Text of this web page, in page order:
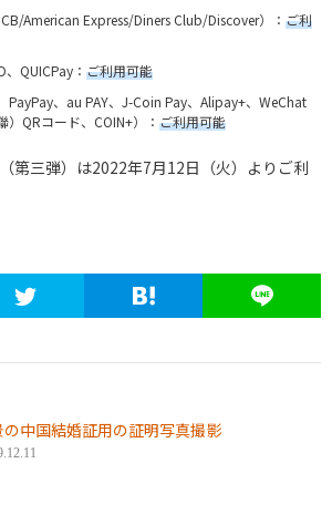
American Express/Diners Club/Discover）： ご利
QUICPay： ご利用可能
PayPay、au PAY、J-Coin Pay、Alipay+、WeChat
QRコード、COIN+）： ご利用可能
第三弾）は2022年7月12日（火）よりご利
中国結婚証用の証明写真撮影